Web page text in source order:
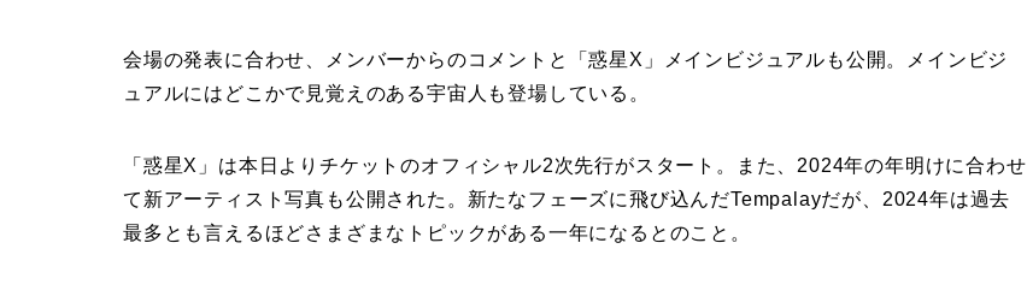
会場の発表に合わせ、メンバーからのコメントと「惑星X」メインビジュアルも公開。メインビジ
ュアルにはどこかで見覚えのある宇宙人も登場している。
「惑星X」は本日よりチケットのオフィシャル2次先行がスタート。また、2024年の年明けに合わせ
て新アーティスト写真も公開された。新たなフェーズに飛び込んだTempalayだが、2024年は過去
最多とも言えるほどさまざまなトピックがある一年になるとのこと。